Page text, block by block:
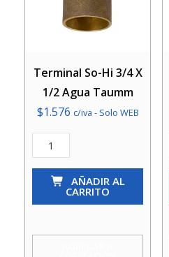
Terminal So-Hi 3/4 X
1/2 Agua Taumm
$1.576 c/iva - Solo WEB
Terminal
So-
1/2
AÑADIR AL
CARRITO